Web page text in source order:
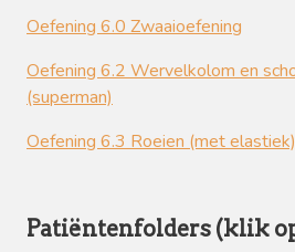
Oefening 6.0 Zwaaioefening
Oefening 6.2 Wervelkolom en
(superman)
Oefening 6.3 Roeien (met elastiek)
Patiëntenfolders (klik